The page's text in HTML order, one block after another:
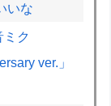
いな
ミク
ver.」